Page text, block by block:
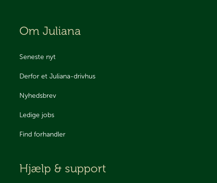
Om Juliana
Seneste nyt
Derfor et Juliana-drivhus
Nyhedsbrev
Ledige jobs
Find forhandler
Hjælp & support